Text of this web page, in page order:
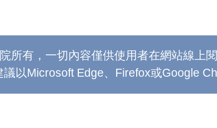
所有，一切內容僅供使用者在網站線上
以Microsoft Edge、Firefox或Google